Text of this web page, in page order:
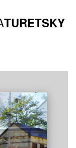
TURETSKY